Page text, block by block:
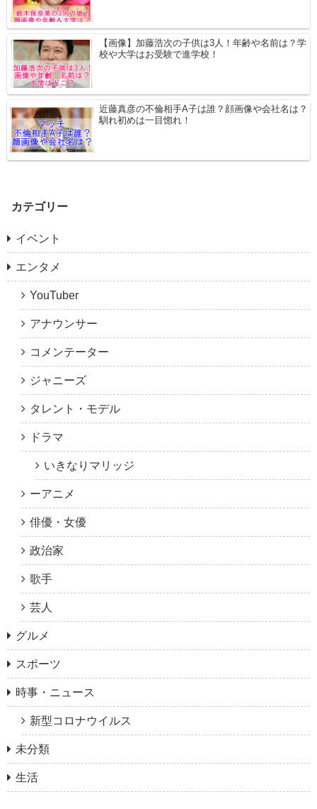
【画像】加藤浩次の子供は3人！年齢や名前は？学
校や大学はお受験で進学校！
近藤真彦の不倫相手A子は誰？顔画像や会社名は？
馴れ初めは一目惚れ！
カテゴリー
イベント
エンタメ
YouTuber
アナウンサー
コメンテーター
ジャニーズ
タレント・モデル
ドラマ
いきなりマリッジ
ーアニメ
俳優・女優
政治家
歌手
芸人
グルメ
スポーツ
時事・ニュース
新型コロナウイルス
未分類
生活